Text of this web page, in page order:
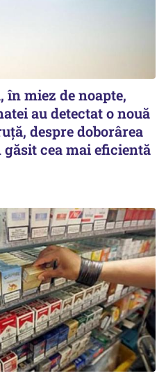
în miez de noapte,
au detectat o nouă
despre doborârea
găsit cea mai eficientă